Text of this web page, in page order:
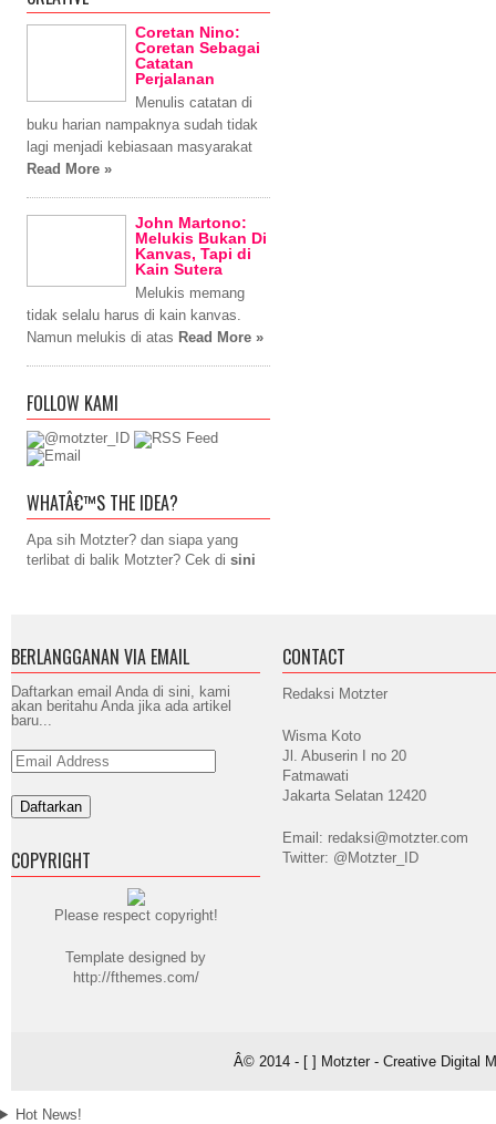
Coretan Nino:
Coretan Sebagai
Catatan
Perjalanan
Menulis catatan di
buku harian nampaknya sudah tidak
lagi menjadi kebiasaan masyarakat
Read More »
John Martono:
Melukis Bukan Di
Kanvas, Tapi di
Kain Sutera
Melukis memang
tidak selalu harus di kain kanvas.
Namun melukis di atas Read More »
FOLLOW KAMI
WHATÂ€™S THE IDEA?
Apa sih Motzter? dan siapa yang
terlibat di balik Motzter? Cek di sini
BERLANGGANAN VIA EMAIL
Daftarkan email Anda di sini, kami
akan beritahu Anda jika ada artikel
baru...
Email
Address
COPYRIGHT
Please respect copyright!
Template designed by
http://fthemes.com/
CONTACT
Redaksi Motzter
Wisma Koto
Jl. Abuserin I no 20
Fatmawati
Jakarta Selatan 12420
Email: redaksi@motzter.com
Twitter: @Motzter_ID
Â© 2014 - [ ] Motzter - Creative Digital
Hot News!